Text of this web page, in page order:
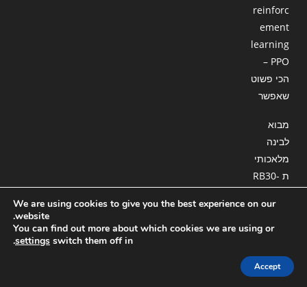
reinforc
ement
learning
– PPO
הכי פשוט
שאפשר
מבוא
לבינה
מלאכותי
ת RB30-
המשך
חלק ג
We are using cookies to give you the best experience on our
website.
You can find out more about which cookies we are using or
switch them off in
settings
.
Accept